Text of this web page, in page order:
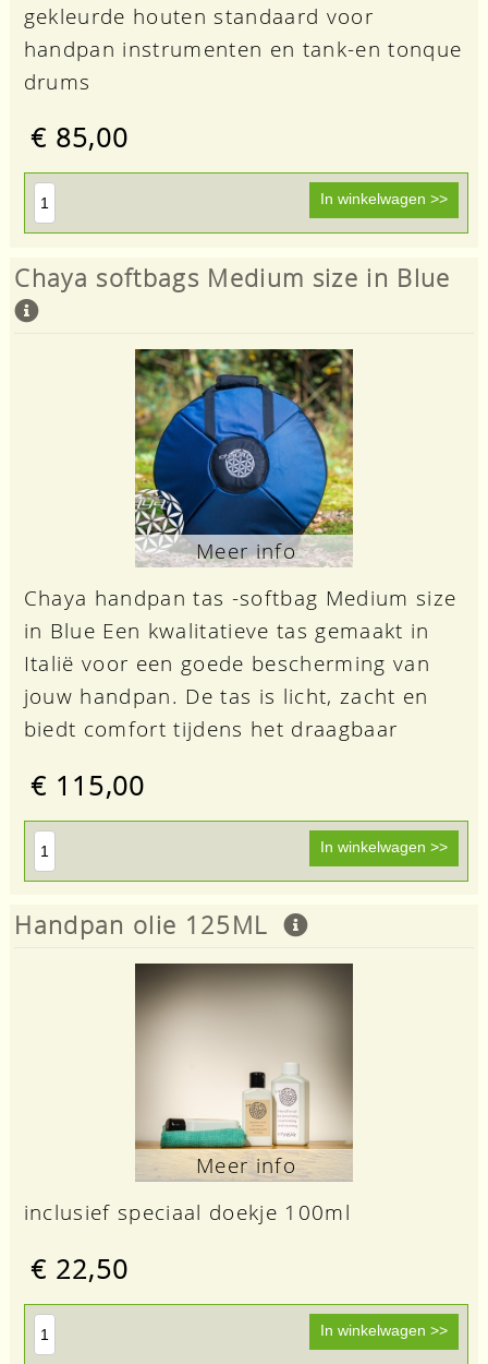
gekleurde houten standaard voor
handpan instrumenten en tank-en tonque
drums
€ 85,00
Chaya softbags Medium size in Blue
Meer info
Chaya handpan tas -softbag Medium size
in Blue Een kwalitatieve tas gemaakt in
Italië voor een goede bescherming van
jouw handpan. De tas is licht, zacht en
biedt comfort tijdens het draagbaar
€ 115,00
Handpan olie 125ML
Meer info
inclusief speciaal doekje 100ml
€ 22,50